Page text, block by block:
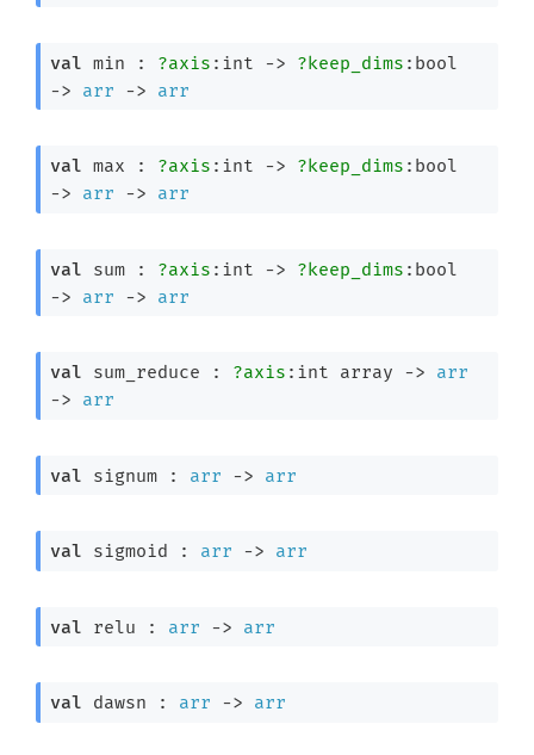
val min : ?axis :int -> ?keep_dims
->
arr -> arr
val max : ?axis :int -> ?keep_dims
->
arr -> arr
val sum : ?axis :int -> ?keep_dims
->
arr -> arr
val sum_reduce : ?axis : int array ->
arr
->
arr
val signum : arr -> arr
val sigmoid : arr -> arr
val relu : arr -> arr
val dawsn : arr -> arr